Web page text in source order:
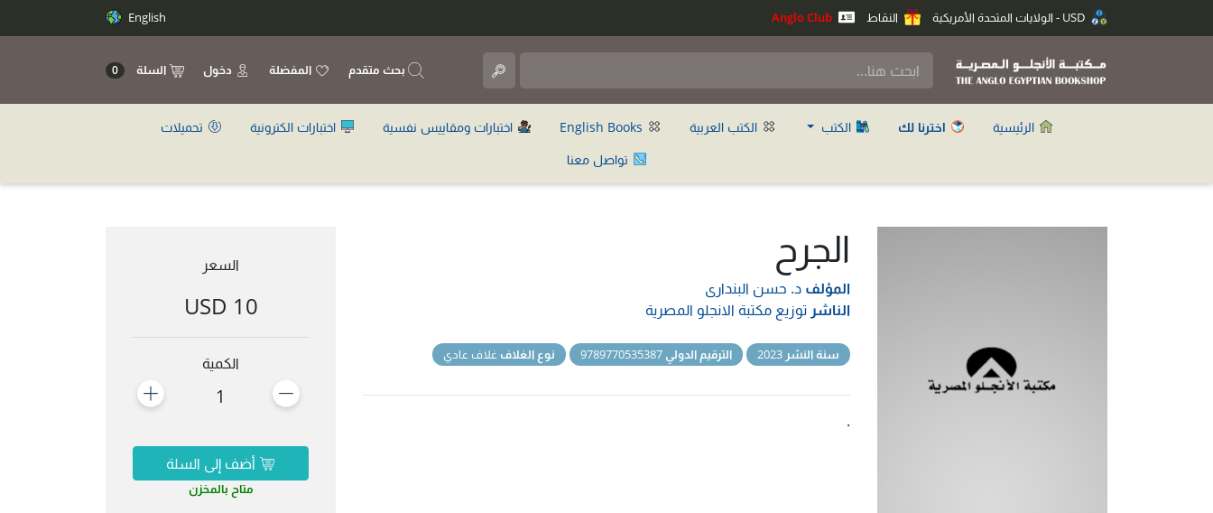
النقاط English
بحث متقدم المفضلة دخول السلة 0
الرئيسية اخترنا لك الكتب الكتب العربية اختبارات ومقاييس نفسية اختبارات الكترونية
تحميلات
تواصل معنا
الجرح
المؤلف د. حسن البندارى
الناشر توزيع مكتبة الانجلو المصرية
سنة النشر الترقيم الدولي نوع الغلاف غلاف عادي
.
السعر
10 USD
الكمية
1
أضف إلى السلة
متاح بالمخزن